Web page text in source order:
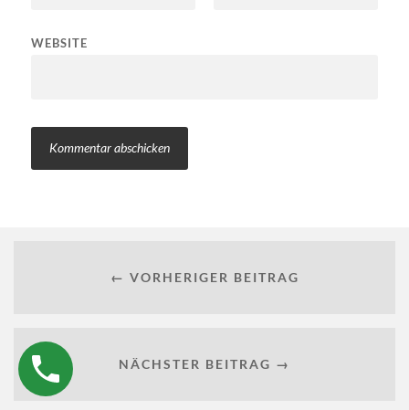
WEBSITE
← VORHERIGER BEITRAG
NÄCHSTER BEITRAG →